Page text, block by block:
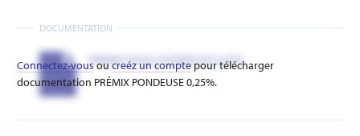
DOCUMENTATION
PRÉMIX POULE PONDEUSE 0.25%
Connectez-vousoucreéz un comptepour télécharger
documentation PRÉMIX PONDEUSE 0,25%.